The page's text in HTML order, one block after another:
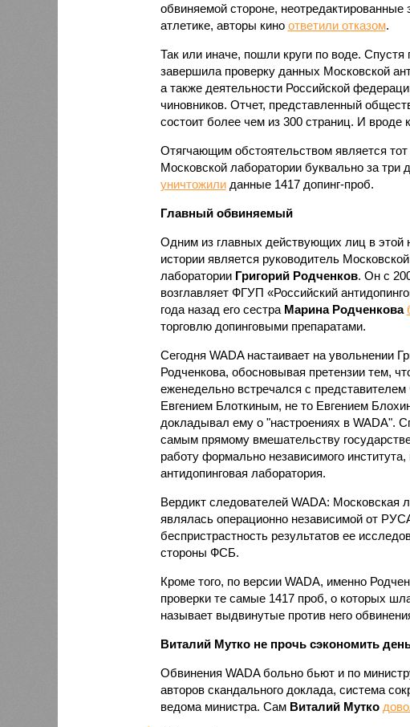
обвиняемой стороне, неотредактированные
атлетике, авторы кино ответили отказом.
Так или иначе, пошли круги по воде.
завершила проверку данных Московской
а также деятельности Российской
чиновников. Отчет, представленный
состоит более чем из 300 страниц. И
Отягчающим обстоятельством является тот
Московской лаборатории буквально за три
уничтожилиданные 1417 допинг-проб.
Главный обвиняемый
Одним из главных действующих лиц в этой
истории является руководитель
лаборатории Григорий Родченков. Он с
возглавляет ФГУП «Российский
года назад его сестра Марина Родченкова
торговлю допинговыми препаратами.
Сегодня WADA настаивает на увольнении
Родченкова, обосновывая претензии тем,
еженедельно встречался с
Евгением Блоткиным, не то Евгением
докладывал ему о "настроениях в WADA".
самым прямому вмешательству
работу формально независимого
антидопинговая лаборатория.
Вердикт следователей WADA: Московская
являлась операционно независимой от
беспристрастность результатов ее
стороны ФСБ.
Кроме того, по версии WADA, именно
проверки те самые 1417 проб, о которых
называет выдвинутые против него
Виталий Мутко не прочь сэкономить
Обвинения WADA больно бьют и по
авторов скандального доклада, система
ведома министра. Сам Виталий Мутко